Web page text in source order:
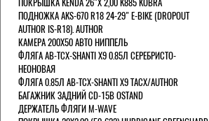
ПОДНОЖКА AKS-670 R18 24-29" E-BIKE (DROPOUT
AUTHOR IS-R18). AUTHOR
КАМЕРА 200Х50 АВТО НИППЕЛЬ
ФЛЯГА AB-TCX-SHANTI X9 0.85Л СЕРЕБРИСТО-
НЕОНОВАЯ
ФЛЯГА 0.85Л AB-TCX-SHANTI X9 TACX/AUTHOR
БАГАЖНИК ЗАДНИЙ CD-15B OSTAND
ДЕРЖАТЕЛЬ ФЛЯГИ M-WAVE